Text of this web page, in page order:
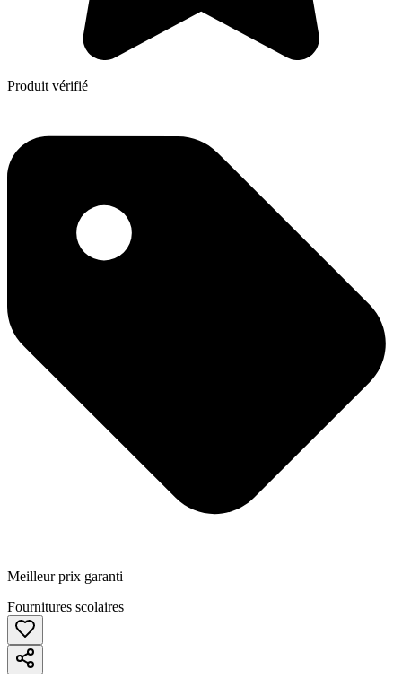
Produit vérifié
Meilleur prix garanti
Fournitures scolaires